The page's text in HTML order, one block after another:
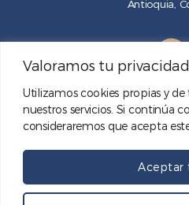
Valoramos tu privacidad
Utilizamos cookies propias y
nuestros servicios. Si continúa
consideraremos que acepta
Aceptar
Antioquia,